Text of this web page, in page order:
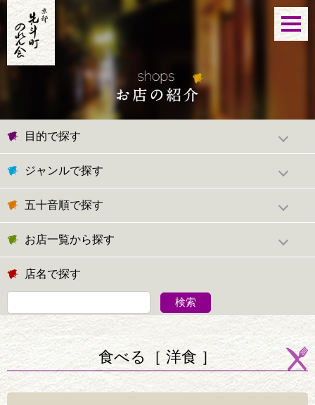
目的で探す
ジャンルで探す
五十音順で探す
お店一覧から探す
店名で探す
食べる［ 洋食 ］